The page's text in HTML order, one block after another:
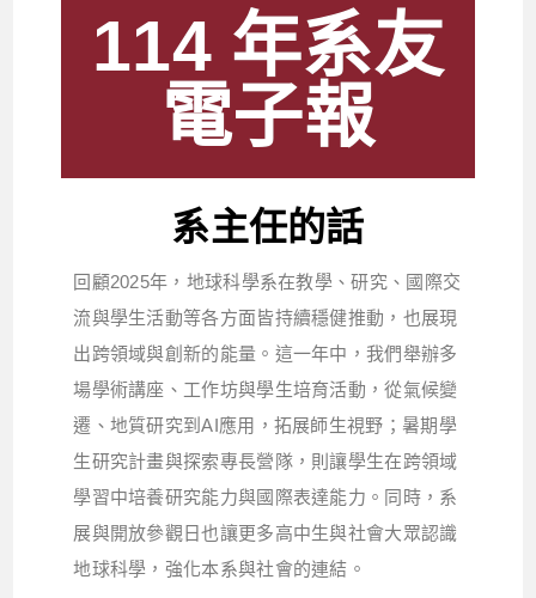
114 年系友
電子報
系主任的話
回顧2025年，地球科學系在教學、研究、國際交
流與學生活動等各方面皆持續穩健推動，也展現
出跨領域與創新的能量。這一年中，我們舉辦多
場學術講座、工作坊與學生培育活動，從氣候變
遷、地質研究到AI應用，拓展師生視野；暑期學
生研究計畫與探索專長營隊，則讓學生在跨領域
學習中培養研究能力與國際表達能力。同時，系
展與開放參觀日也讓更多高中生與社會大眾認識
地球科學，強化本系與社會的連結。